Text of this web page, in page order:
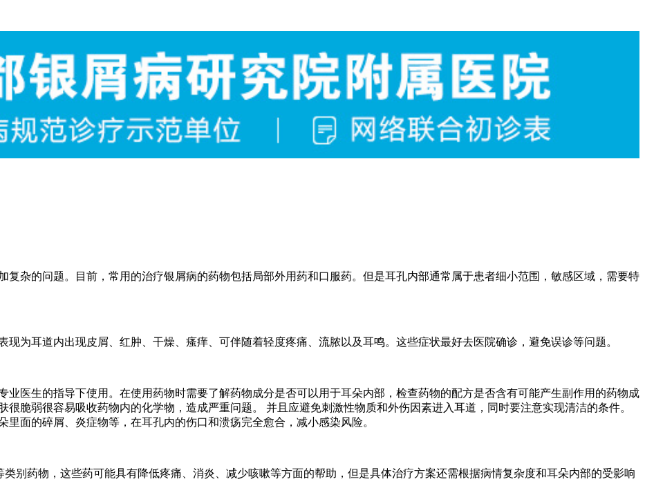
复杂的问题。目前，常用的治疗银屑病的药物包括局部外用药和口服药。但是耳孔内部通常属于患者细小范围，敏感区域，需要特
为耳道内出现皮屑、红肿、干燥、瘙痒、可伴随着轻度疼痛、流脓以及耳鸣。这些症状最好去医院确诊，避免误诊等问题。
业医生的指导下使用。在使用药物时需要了解药物成分是否可以用于耳朵内部，检查药物的配方是否含有可能产生副作用的药物成
脆弱很容易吸收药物内的化学物，造成严重问题。 并且应避免刺激性物质和外伤因素进入耳道，同时要注意实现清洁的条件。
面的碎屑、炎症物等，在耳孔内的伤口和溃疡完全愈合，减小感染风险。
别药物，这些药可能具有降低疼痛、消炎、减少咳嗽等方面的帮助，但是具体治疗方案还需根据病情复杂度和耳朵内部的受影响